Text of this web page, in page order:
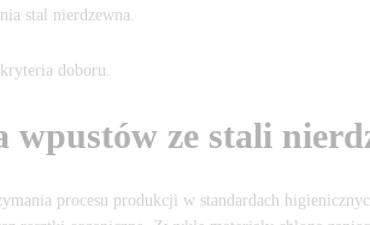
stal nierdzewna.
doboru.
wpustów ze stali
procesu produkcji w standardach